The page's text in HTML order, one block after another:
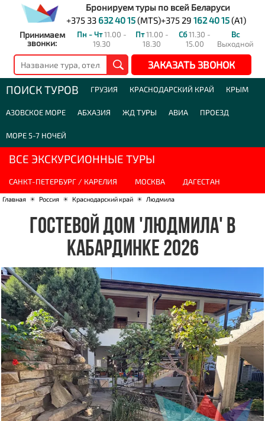
Бронируем туры по всей Беларуси
+375 33 632 40 15(MTS)+375 29 162 40 15(A1)
Принимаем
звонки:
Пн - Чт11.00 -
19.30
Пт11.00 -
18.30
Сб11.30 -
15.00
Вс
Выходной
ЗАКАЗАТЬ ЗВОНОК
ПОИСК ТУРОВ ГРУЗИЯ КРАСНОДАРСКИЙ КРАЙ КРЫМ
АЗОВСКОЕ МОРЕ АБХАЗИЯ ЖД ТУРЫ АВИА ПРОЕЗД
МОРЕ 5-7 НОЧЕЙ
ВСЕ ЭКСКУРСИОННЫЕ ТУРЫ
САНКТ-ПЕТЕРБУРГ / КАРЕЛИЯ МОСКВА ДАГЕСТАН
Главная ☀ Россия ☀ Краснодарский край ☀ Людмила
ГОСТЕВОЙ ДОМ 'ЛЮДМИЛА' В
КАБАРДИНКЕ 2026